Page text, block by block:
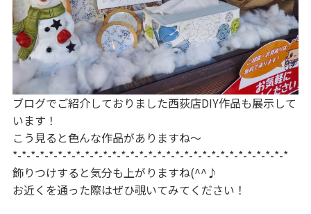
ブログでご紹介しておりました西荻店DIY作品も展示して
います！
こう見ると色んな作品がありますね～
*-*-*-*-*-*-*-*-*-*-*-*-*-*-*-*-*-*-*-*-*-*-*-*-*-*-*-*-*-*-*
飾りつけすると気分も上がりますね(^^♪
お近くを通った際はぜひ覗いてみてください！